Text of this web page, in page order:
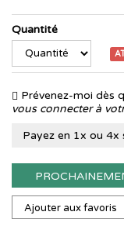
Quantité
Prévenez-moi dès
vous connecter à
Payez en 1x ou 4x
Ajouter aux favoris